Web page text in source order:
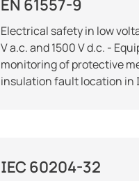
EN 61557-9
Electrical safety in low
V a.c. and 1500 V d.c. -
monitoring of protective
insulation fault location in
IEC 60204-32